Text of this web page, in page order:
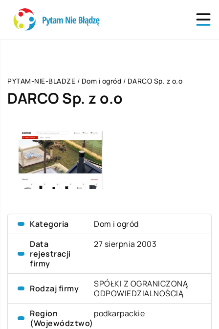
PYTAM-NIE-BLADZE / Dom i ogród / DARCO Sp. z o.o
DARCO Sp. z o.o
Kategoria
Dom i ogród
Data
rejestracji
firmy
27 sierpnia 2003
Rodzaj firmy
SPÓŁKI Z OGRANICZONĄ
ODPOWIEDZIALNOŚCIĄ
Region
(Województwo)
podkarpackie